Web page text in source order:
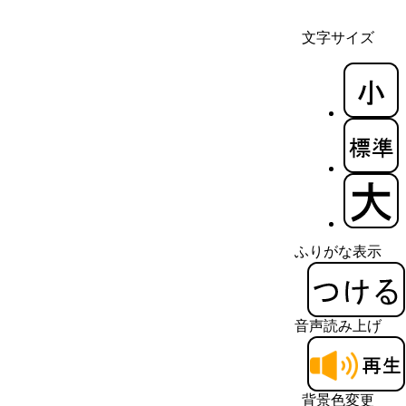
文字サイズ
ふりがな表示
音声読み上げ
背景色変更